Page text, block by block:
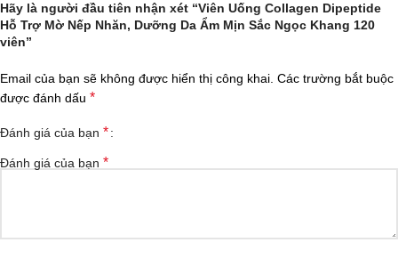
Hãy là người đầu tiên nhận xét “Viên Uống Collagen Dipeptide
Hỗ Trợ Mờ Nếp Nhăn, Dưỡng Da Ẩm Mịn Sắc Ngọc Khang 120
viên”
Email của bạn sẽ không được hiển thị công khai. Các trường bắt buộc
được đánh dấu *
Đánh giá của bạn *
Đánh giá của bạn *